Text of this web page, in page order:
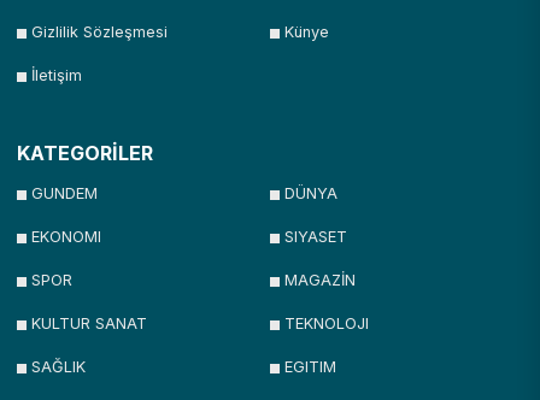
Gizlilik Sözleşmesi Künye
İletişim
KATEGORİLER
GUNDEM DÜNYA
EKONOMI SIYASET
SPOR MAGAZİN
KULTUR SANAT TEKNOLOJI
SAĞLIK EGITIM